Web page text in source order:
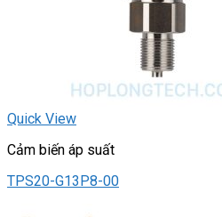
Quick View
Cảm biến áp suất
TPS20-G13P8-00